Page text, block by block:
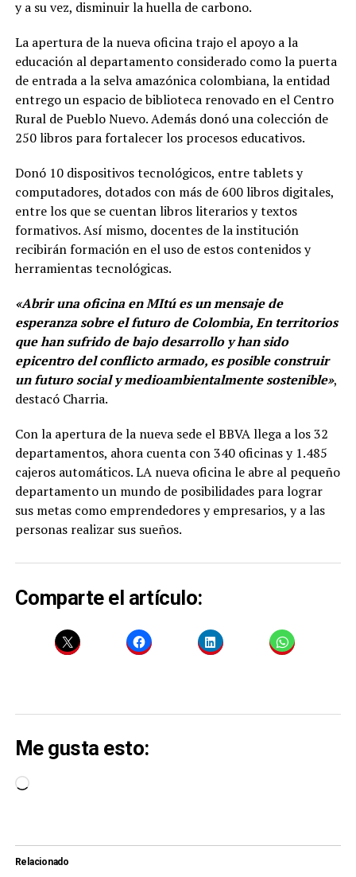
y a su vez, disminuir la huella de carbono.
La apertura de la nueva oficina trajo el apoyo a la
educación al departamento considerado como la puerta
de entrada a la selva amazónica colombiana, la entidad
entrego un espacio de biblioteca renovado en el Centro
Rural de Pueblo Nuevo. Además donó una colección de
250 libros para fortalecer los procesos educativos.
Donó 10 dispositivos tecnológicos, entre tablets y
computadores, dotados con más de 600 libros digitales,
entre los que se cuentan libros literarios y textos
formativos. Así mismo, docentes de la institución
recibirán formación en el uso de estos contenidos y
herramientas tecnológicas.
«Abrir una oficina en MItú es un mensaje de
esperanza sobre el futuro de Colombia, En territorios
que han sufrido de bajo desarrollo y han sido
epicentro del conflicto armado, es posible construir
un futuro social y medioambientalmente sostenible»,
destacó Charria.
Con la apertura de la nueva sede el BBVA llega a los 32
departamentos, ahora cuenta con 340 oficinas y 1.485
cajeros automáticos. LA nueva oficina le abre al pequeño
departamento un mundo de posibilidades para lograr
sus metas como emprendedores y empresarios, y a las
personas realizar sus sueños.
Comparte el artículo:
Me gusta esto:
Cargando...
Relacionado